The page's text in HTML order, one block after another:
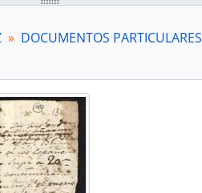
de cargo
de correspondencias
eclesiásticos
políticos
de gastos
DOCUMENTOS PARTICULARES